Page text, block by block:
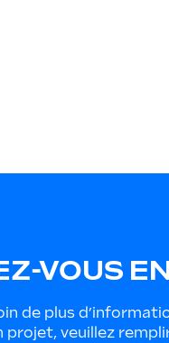
VOUS
de plus
projet, veuillez